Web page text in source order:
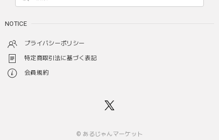
NOTICE
プライバシーポリシー
特定商取引法に基づく表記
会員規約
© あるじゃんマーケット